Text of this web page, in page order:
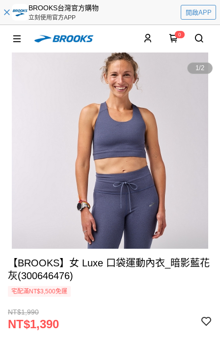
BROOKS台灣官方購物
立刻使用官方APP
開啟APP
0
1/2
【BROOKS】女 Luxe 口袋運動內衣_暗影藍花
灰(300646476)
宅配滿NT$3,500免運
NT$1,990
NT$1,390